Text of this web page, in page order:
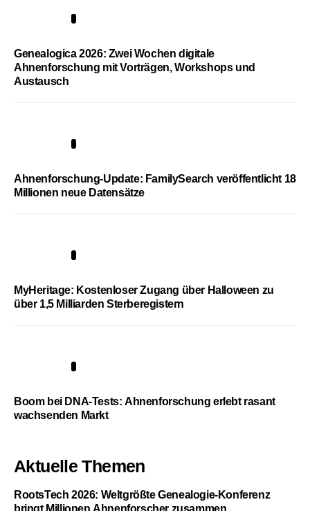
Genealogica 2026: Zwei Wochen digitale
Ahnenforschung mit Vorträgen, Workshops und
Austausch
Ahnenforschung-Update: FamilySearch veröffentlicht 18
Millionen neue Datensätze
MyHeritage: Kostenloser Zugang über Halloween zu
über 1,5 Milliarden Sterberegistern
Boom bei DNA-Tests: Ahnenforschung erlebt rasant
wachsenden Markt
Aktuelle Themen
RootsTech 2026: Weltgrößte Genealogie-Konferenz
bringt Millionen Ahnenforscher zusammen